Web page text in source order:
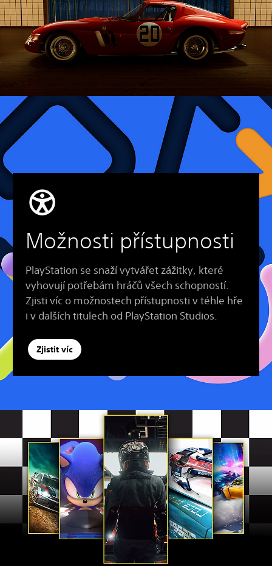
Možnosti přístupnosti
PlayStation se snaží vytvářet zážitky, které
vyhovují potřebám hráčů všech schopností.
Zjisti víc o možnostech přístupnosti v téhle hře
i v dalších titulech od PlayStation Studios.
Zjistit víc